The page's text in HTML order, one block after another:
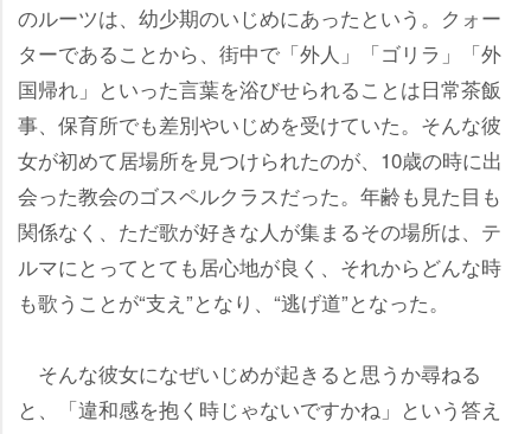
のルーツは、幼少期のいじめにあったという。クォー
ターであることから、街中で「外人」「ゴリラ」「外
国帰れ」といった言葉を浴びせられることは日常茶飯
事、保育所でも差別やいじめを受けていた。そんな彼
女が初めて居場所を見つけられたのが、10歳の時に出
会った教会のゴスペルクラスだった。年齢も見た目も
関係なく、ただ歌が好きな人が集まるその場所は、テ
ルマにとってとても居心地が良く、それからどんな時
も歌うことが“支え”となり、“逃げ道”となった。
そんな彼女になぜいじめが起きると思うか尋ねる
と、「違和感を抱く時じゃないですかね」という答え